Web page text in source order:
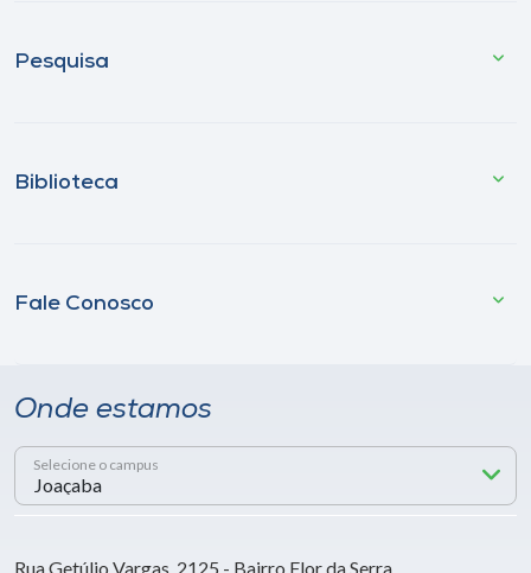
Pesquisa
Biblioteca
Fale Conosco
Onde estamos
Selecione o campus
Rua Getúlio Vargas, 2125 - Bairro Flor da Serra